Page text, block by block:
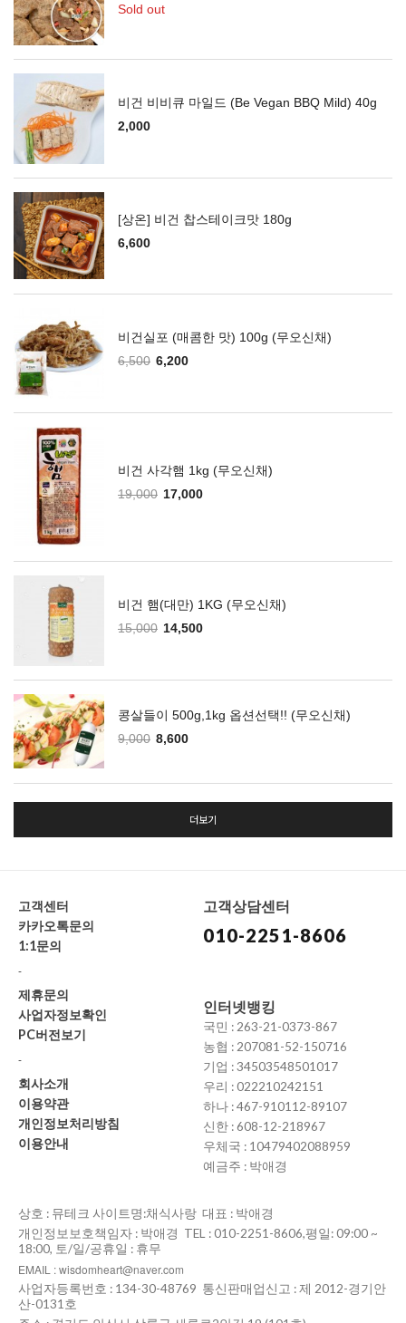
Sold out
비건 비비큐 마일드 (Be Vegan BBQ Mild) 40g
2,000
[상온] 비건 찹스테이크맛 180g
6,600
비건실포 (매콤한 맛) 100g (무오신채)
6,500 6,200
비건 사각햄 1kg (무오신채)
19,000 17,000
비건 햄(대만) 1KG (무오신채)
15,000 14,500
콩살들이 500g,1kg 옵션선택!! (무오신채)
9,000 8,600
더보기
고객센터
카카오톡문의
1:1문의
-
제휴문의
사업자정보확인
PC버전보기
-
회사소개
이용약관
개인정보처리방침
이용안내
고객상담센터
010-2251-8606
인터넷뱅킹
국민 : 263-21-0373-867
농협 : 207081-52-150716
기업 : 34503548501017
우리 : 022210242151
하나 : 467-910112-89107
신한 : 608-12-218967
우체국 : 10479402088959
예금주 : 박애경
상호 : 뮤테크 사이트명:채식사랑 대표 : 박애경
개인정보보호책임자 : 박애경 TEL : 010-2251-8606,평일: 09:00 ~
18:00, 토/일/공휴일 : 휴무
EMAIL : wisdomheart@naver.com
사업자등록번호 : 134-30-48769 통신판매업신고 : 제 2012-경기안
산-0131호